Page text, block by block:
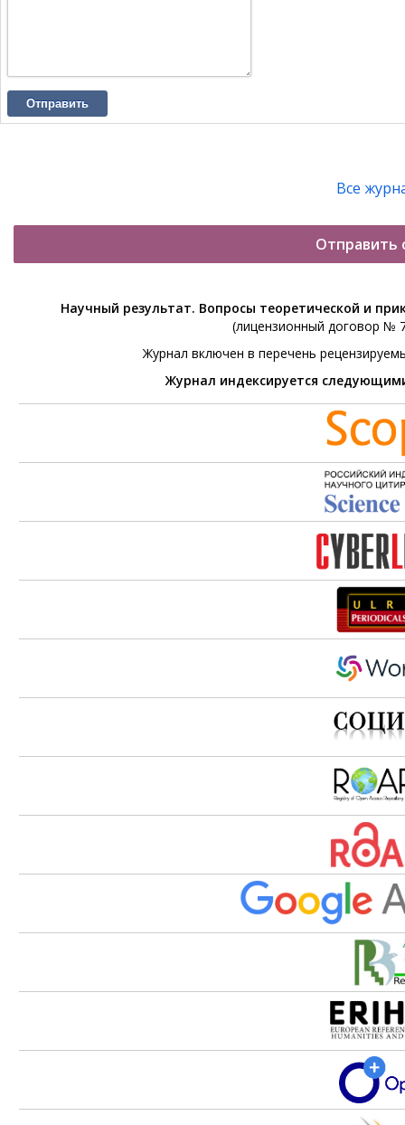
Отправить
Все
Отправить
Научный результат. Вопросы теоретической и
(лицензионный договор №
Журнал включен в перечень
Журнал индексируется